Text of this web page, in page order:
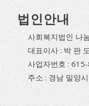
법인안내
사회복지법인 나
대표이사 : 박 판 도
사업자번호 :
주소 : 경남 밀양